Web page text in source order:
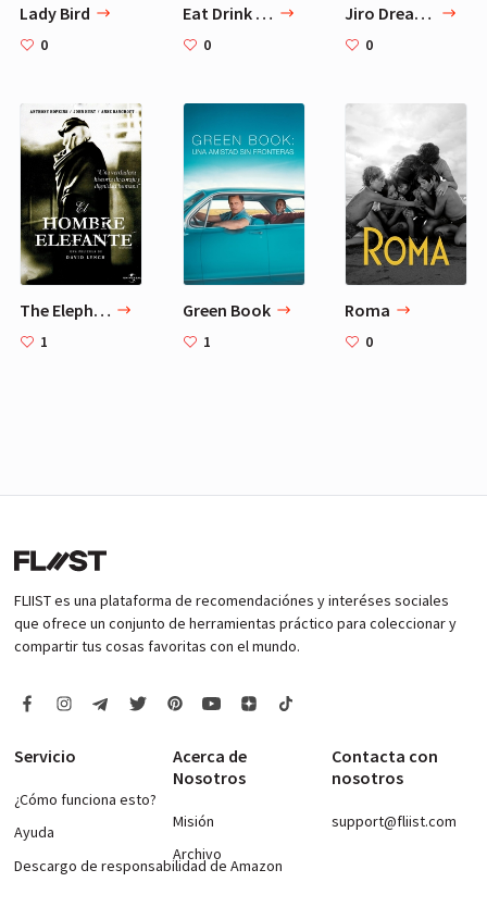
Lady Bird
0
Eat Drink Man Woman
0
Jiro Dreams of Sushi
0
The Elephant Man
1
Green Book
1
Roma
0
FLIIST es una plataforma de recomendaciónes y interéses sociales
que ofrece un conjunto de herramientas práctico para coleccionar y
compartir tus cosas favoritas con el mundo.
Servicio
¿Cómo funciona esto?
Ayuda
Descargo de responsabilidad de Amazon
Acerca de
Nosotros
Misión
Archivo
Contacta con
nosotros
support@fliist.com